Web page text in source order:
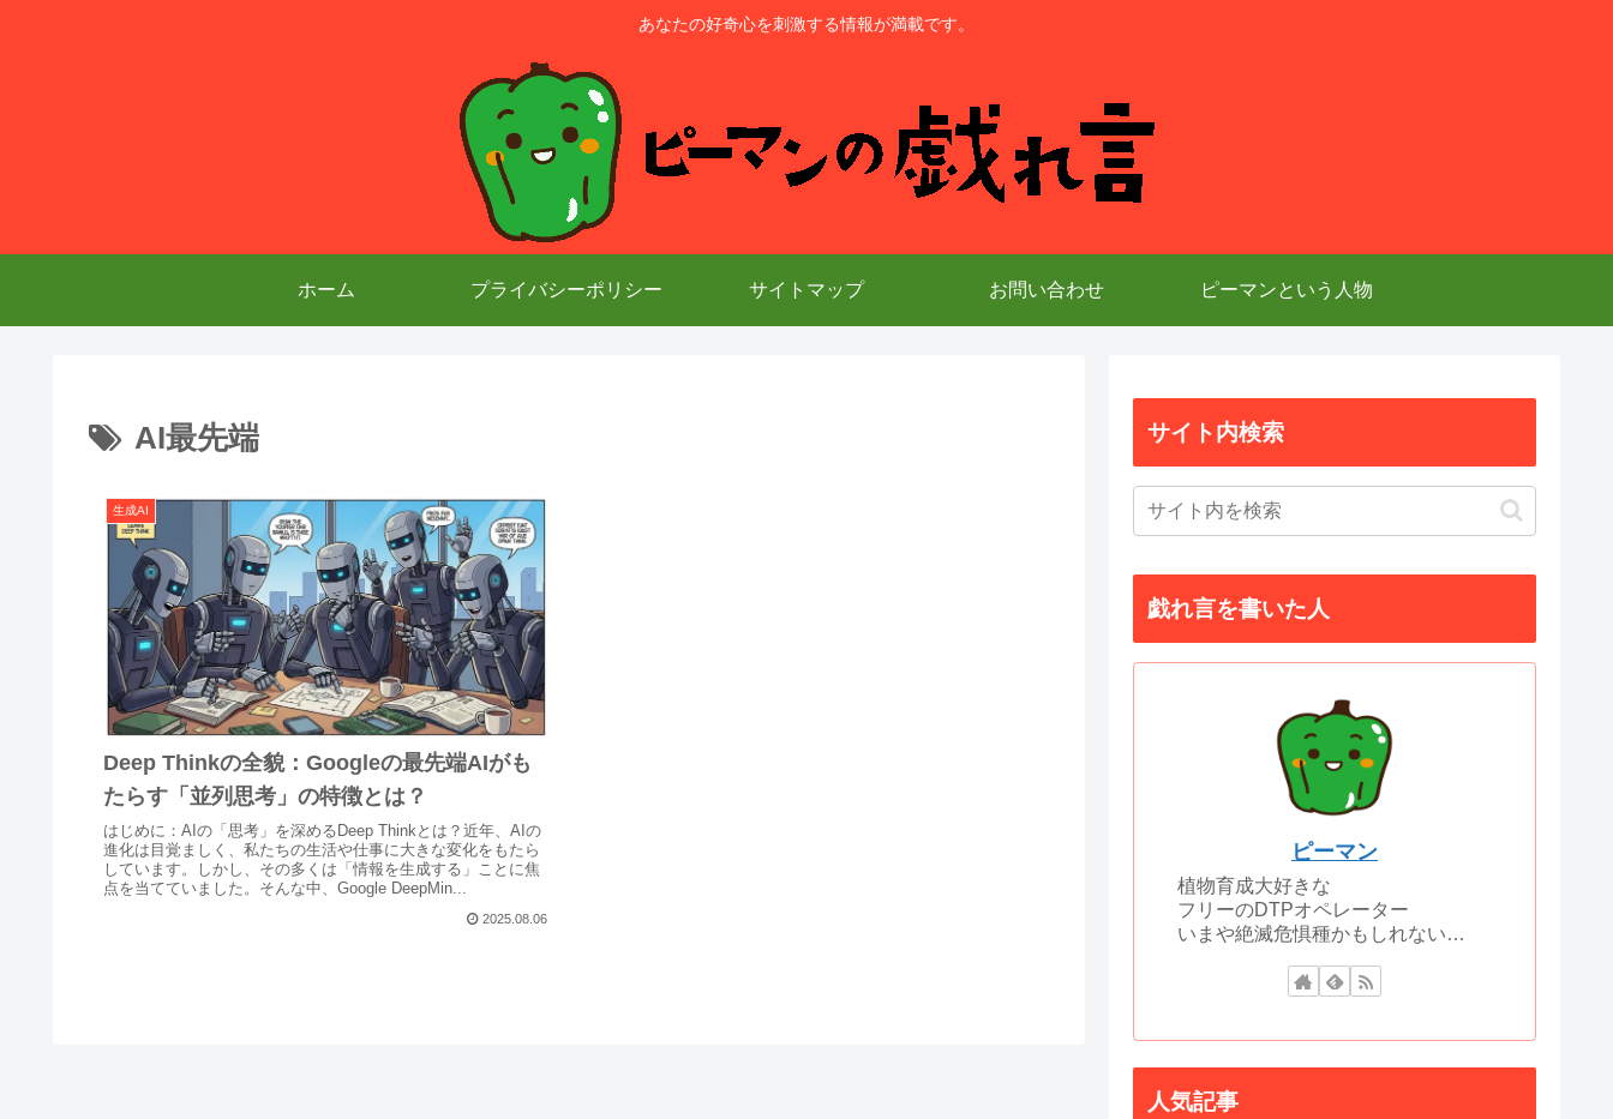
あなたの好奇心を刺激する情報が満載です。
ホーム プライバシーポリシー サイトマップ お問い合わせ ピーマンという人物
AI最先端
生成AI
Deep Thinkの全貌：Googleの最先端AIがも
たらす「並列思考」の特徴とは？
はじめに：AIの「思考」を深めるDeep Thinkとは？近年、AIの
進化は目覚ましく、私たちの生活や仕事に大きな変化をもたら
しています。しかし、その多くは「情報を生成する」ことに焦
点を当てていました。そんな中、Google DeepMin...
2025.08.06
サイト内検索
戯れ言を書いた人
ピーマン
植物育成大好きな
フリーのDTPオペレーター
いまや絶滅危惧種かもしれない…
人気記事